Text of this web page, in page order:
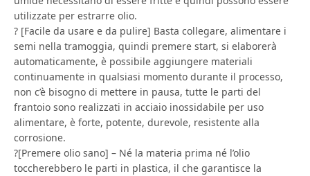
utilizzate per estrarre olio.
? [Facile da usare e da pulire] Basta collegare, alimentare i
semi nella tramoggia, quindi premere start, si elaborerà
automaticamente, è possibile aggiungere materiali
continuamente in qualsiasi momento durante il processo,
non c’è bisogno di mettere in pausa, tutte le parti del
frantoio sono realizzati in acciaio inossidabile per uso
alimentare, è forte, potente, durevole, resistente alla
corrosione.
?[Premere olio sano] – Né la materia prima né l’olio
toccherebbero le parti in plastica, il che garantisce la